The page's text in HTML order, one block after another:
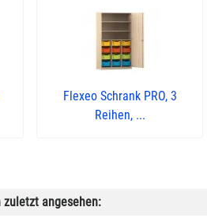
Flexeo Schrank PRO, 3
Reihen, ...
zuletzt angesehen: